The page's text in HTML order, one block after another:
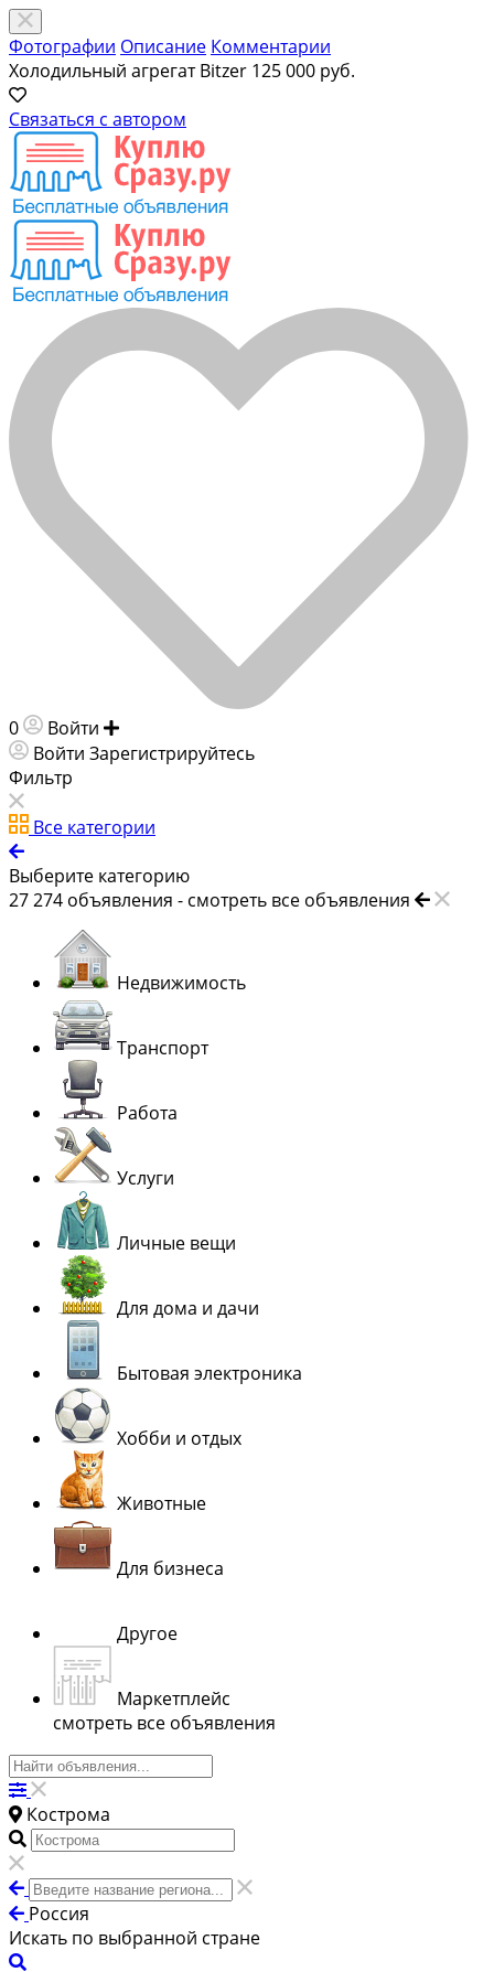
Фотографии Описание Комментарии
Холодильный агрегат Bitzer 125 000 руб.
Связаться с автором
0 Войти
Войти Зарегистрируйтесь
Фильтр
Все категории
Выберите категорию
27 274 объявления - смотреть все объявления
Недвижимость
Транспорт
Работа
Услуги
Личные вещи
Для дома и дачи
Бытовая электроника
Хобби и отдых
Животные
Для бизнеса
Другое
Маркетплейс
смотреть все объявления
Кострома
Россия
Искать по выбранной стране